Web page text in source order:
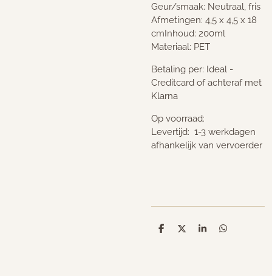
Geur/smaak: Neutraal, fris
Afmetingen: 4,5 x 4,5 x 18
cmInhoud: 200ml
Materiaal: PET
Betaling per: Ideal -
Creditcard of achteraf met
Klarna
Op voorraad:
Levertijd: 1-3 werkdagen
afhankelijk van vervoerder
D
D
S
D